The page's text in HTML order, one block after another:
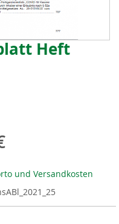
Heft
und Versandkosten